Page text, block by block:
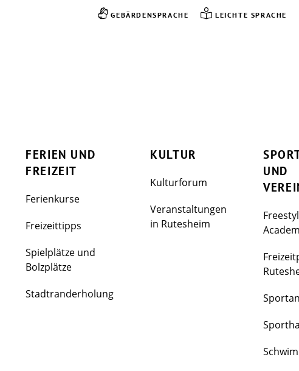
GEBÄRDENSPRACHE LEICHTE SPRACHE
FERIEN UND
FREIZEIT
Ferienkurse
Freizeittipps
Spielplätze und
Bolzplätze
Stadtranderholung
KULTUR
Kulturforum
Veranstaltungen
in Rutesheim
UND